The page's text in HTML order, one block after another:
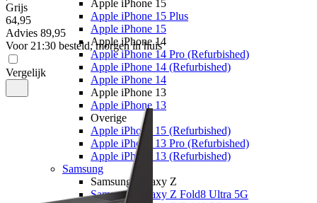
Apple iPhone 15
Apple iPhone 15 Plus
Apple iPhone 15
Apple iPhone 14
Apple iPhone 14 Pro (Refurbished)
Apple iPhone 14 (Refurbished)
Apple iPhone 14
Apple iPhone 13
Apple iPhone 13
Overige
Apple iPhone 15 (Refurbished)
Apple iPhone 13 Pro (Refurbished)
Apple iPhone 13 (Refurbished)
Samsung
Samsung Galaxy Z
Samsung Galaxy Z Fold8 Ultra 5G
Grijs
64,95
Advies 89,95
Voor 21:30 besteld, morgen in huis
Vergelijk